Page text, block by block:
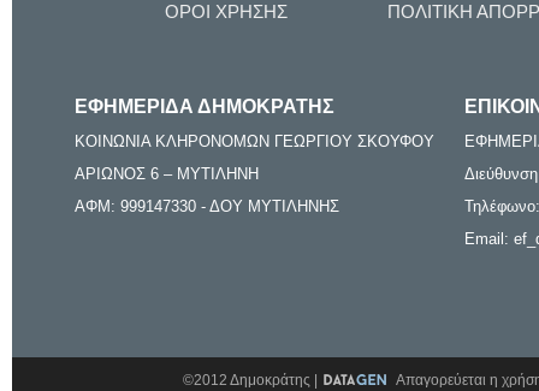
ΟΡΟΙ ΧΡΗΣΗΣ ΠΟΛΙΤΙΚΗ
ΕΦΗΜΕΡΙΔΑ ΔΗΜΟΚΡΑΤΗΣ
ΚΟΙΝΩΝΙΑ ΚΛΗΡΟΝΟΜΩΝ ΓΕΩΡΓΙΟΥ ΣΚΟΥΦΟΥ
ΑΡΙΩΝΟΣ 6 – ΜΥΤΙΛΗΝΗ
ΑΦΜ: 999147330 - ΔΟΥ ΜΥΤΙΛΗΝΗΣ
Email:
©2012 Δημοκράτης | Απαγορεύεται η